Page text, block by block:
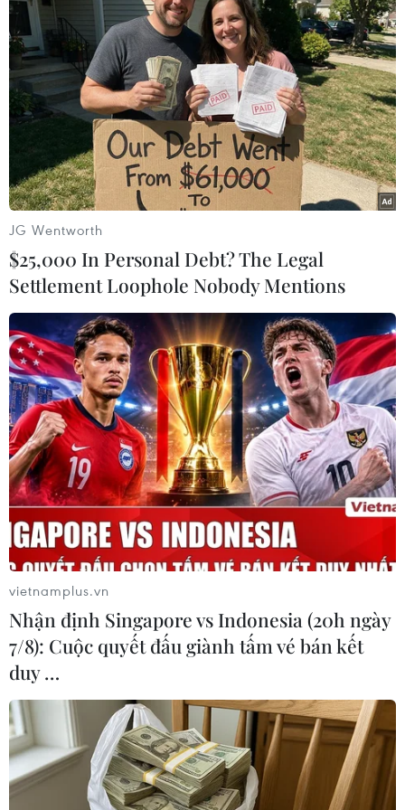
TIN LIÊN QUAN
Mexico, Mỹ và Guatemala lên kế hoạch
giải quyết vấn nạn người di cư
23/01/2024 00:29
Các quan chức cấp cao của Mexico, Mỹ và Guatemala
sẽ nhóm họp trong thời gian sớm nhất để giải quyết các
vấn đề liên quan đến dòng người di cư hiện đang tạo
ra áp lực rất lớn tại khu vực vùng biên.
JG Wentworth
$25,000 In Personal Debt? The Legal
Settlement Loophole Nobody Mentions
vietnamplus.vn
Nhận định Singapore vs Indonesia (20h ngày
7/8): Cuộc quyết đấu giành tấm vé bán kết
duy …